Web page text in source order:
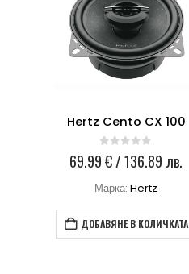
Hertz Cento CX 100
0 out of 5
69.99€/ 136.89 лв.
Марка:Hertz
ДОБАВЯНЕ В КОЛИЧКАТА